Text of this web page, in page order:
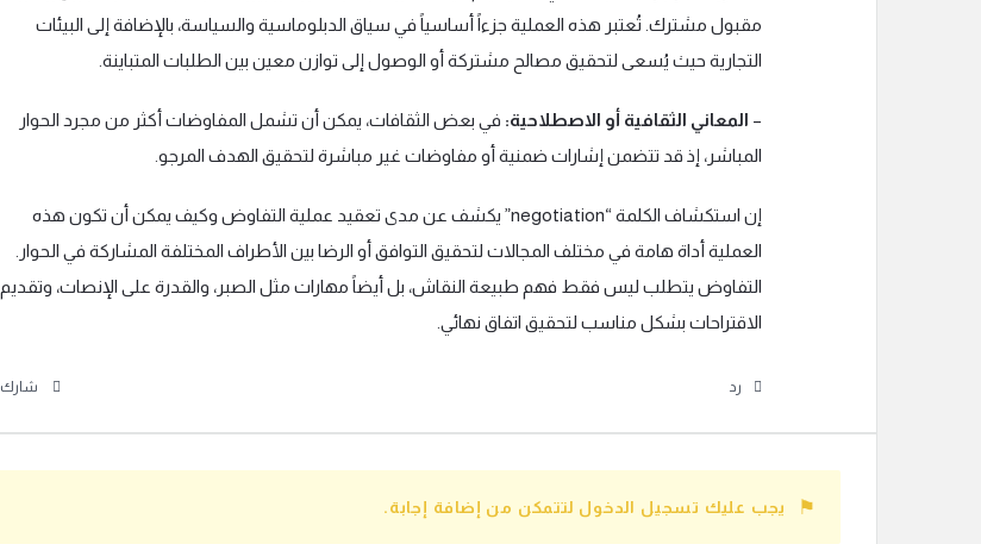
مقبول مشترك. تُعتبر هذه العملية جزءاً أساسياً في سياق الدبلوماسية والسياسة، بالإضافة إلى البيئات
التجارية حيث يُسعى لتحقيق مصالح مشتركة أو الوصول إلى توازن معين بين الطلبات المتباينة.
– المعاني الثقافية أو الاصطلاحية: في بعض الثقافات، يمكن أن تشمل المفاوضات أكثر من مجرد الحوار
المباشر، إذ قد تتضمن إشارات ضمنية أو مفاوضات غير مباشرة لتحقيق الهدف المرجو.
إن استكشاف الكلمة “negotiation” يكشف عن مدى تعقيد عملية التفاوض وكيف يمكن أن تكون هذه
العملية أداة هامة في مختلف المجالات لتحقيق التوافق أو الرضا بين الأطراف المختلفة المشاركة في الحوار.
التفاوض يتطلب ليس فقط فهم طبيعة النقاش، بل أيضاً مهارات مثل الصبر، والقدرة على الإنصات، وتقديم
الاقتراحات بشكل مناسب لتحقيق اتفاق نهائي.
رد شارك
يجب عليك تسجيل الدخول لتتمكن من إضافة إجابة.